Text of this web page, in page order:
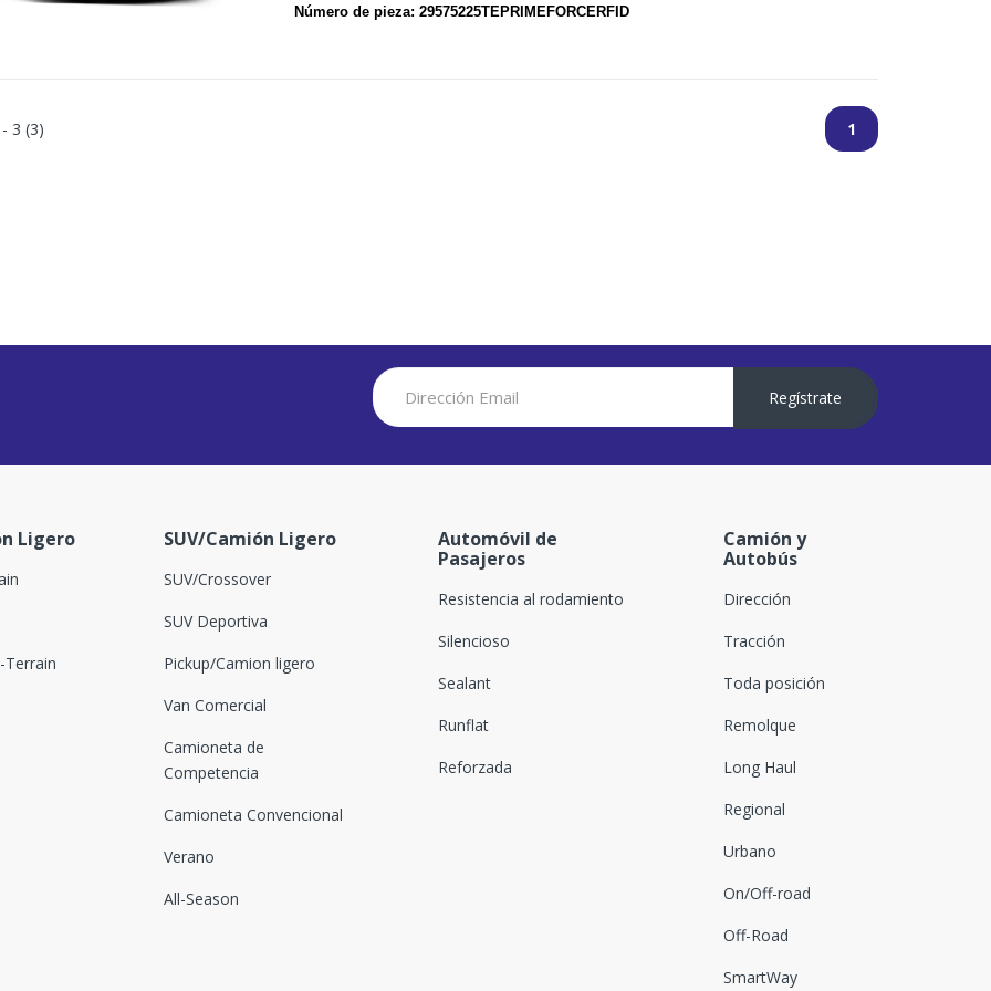
Número de pieza: 29575225TEPRIMEFORCERFID
3 (3) 1
Regístrate
Ligero SUV/Camión Ligero
SUV/Crossover
SUV Deportiva
Pickup/Camion ligero
Van Comercial
Camioneta de
Competencia
Camioneta Convencional
Verano
All-Season
Automóvil de
Pasajeros
Resistencia al rodamiento
Silencioso
Sealant
Runflat
Reforzada
Camión y
Autobús
Dirección
Tracción
Toda posición
Remolque
Long Haul
Regional
Urbano
On/Off-road
Off-Road
SmartWay